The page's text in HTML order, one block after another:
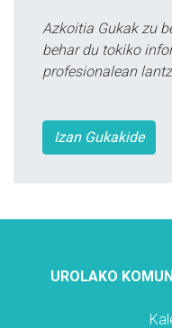
Azkoitia Gukak zu
behar du tokiko
profesionalean
Izan Gukakide
UROLAKO